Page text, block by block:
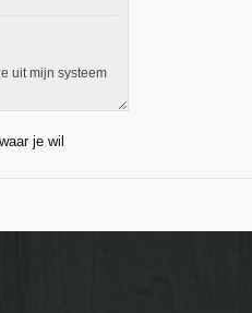
uit mijn systeem
je wil